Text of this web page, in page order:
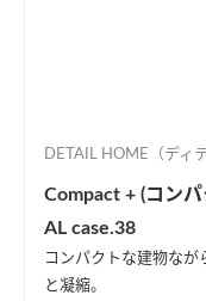
DETAIL HOME（ディ
Compact + (コン
AL case.38
コンパクトな建物なが
と凝縮。